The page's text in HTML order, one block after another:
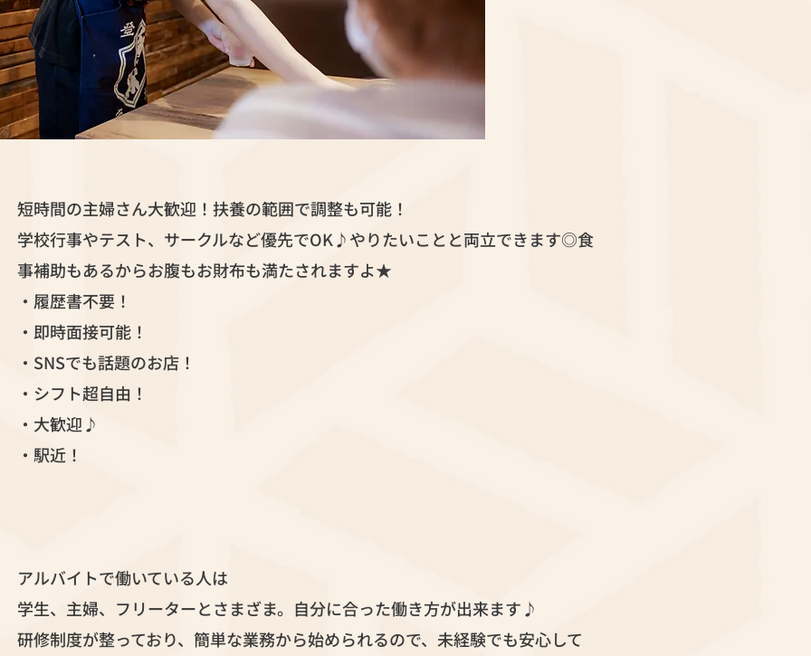
短時間の主婦さん大歓迎！扶養の範囲で調整も可能！
学校行事やテスト、サークルなど優先でOK♪やりたいことと両立できます◎食
事補助もあるからお腹もお財布も満たされますよ★
・履歴書不要！
・即時面接可能！
・SNSでも話題のお店！
・シフト超自由！
・大歓迎♪
・駅近！
アルバイトで働いている人は
学生、主婦、フリーターとさまざま。自分に合った働き方が出来ます♪
研修制度が整っており、簡単な業務から始められるので、未経験でも安心して